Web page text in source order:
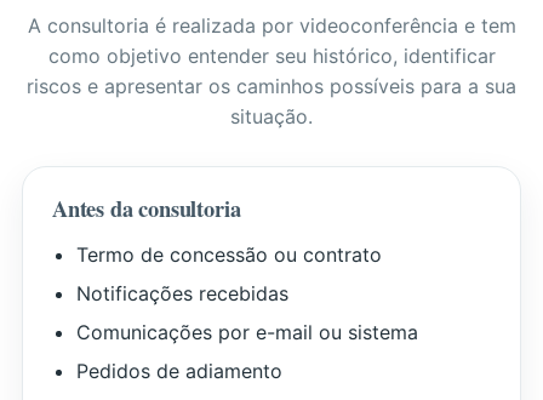
A consultoria é realizada por videoconferência e tem
como objetivo entender seu histórico, identificar
riscos e apresentar os caminhos possíveis para a sua
situação.
Antes da consultoria
Termo de concessão ou contrato
Notificações recebidas
Comunicações por e-mail ou sistema
Pedidos de adiamento